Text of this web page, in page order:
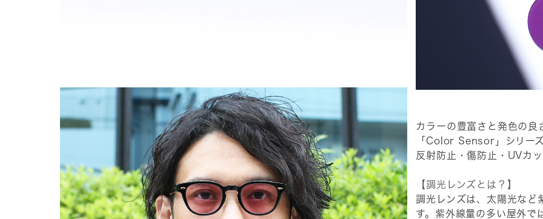
カラーの豊富さと発色の
「Color Sensor」シリー
反射防止・傷防止・UVカ
【調光レンズとは？】
調光レンズは、太陽光など
す。紫外線量の多い屋外で